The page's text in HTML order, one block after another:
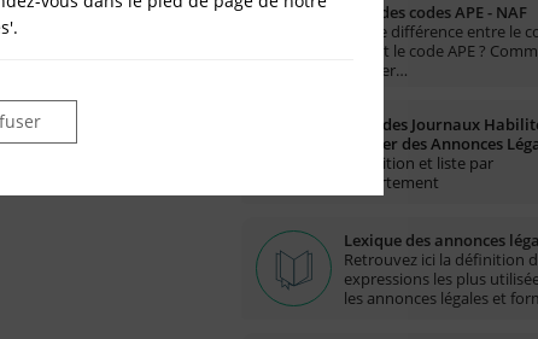
Liste des codes APE - NAF
Quelle différence entre le
NAF et le code APE ?
trouver…
Liste des Journaux
publier des Annonces
Définition et liste par
département
Lexique des annonces
Retrouvez ici la définition
expressions les plus
les annonces légales et